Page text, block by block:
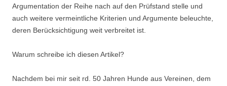
Argumentation der Reihe nach auf den Prüfstand stelle und
auch weitere vermeintliche Kriterien und Argumente beleuchte,
deren Berücksichtigung weit verbreitet ist.
Warum schreibe ich diesen Artikel?
Nachdem bei mir seit rd. 50 Jahren Hunde aus Vereinen, dem